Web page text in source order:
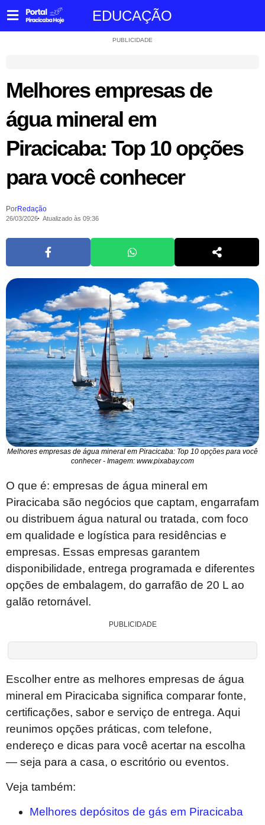
EDUCAÇÃO
PUBLICIDADE
Melhores empresas de
água mineral em
Piracicaba: Top 10 opções
para você conhecer
PorRedação
26/03/2026 Atualizado às 09:36
Melhores empresas de água mineral em Piracicaba: Top 10 opções para você
conhecer - Imagem: www.pixabay.com
O que é: empresas de água mineral em
Piracicaba são negócios que captam, engarrafam
ou distribuem água natural ou tratada, com foco
em qualidade e logística para residências e
empresas. Essas empresas garantem
disponibilidade, entrega programada e diferentes
opções de embalagem, do garrafão de 20 L ao
galão retornável.
PUBLICIDADE
Escolher entre as melhores empresas de água
mineral em Piracicaba significa comparar fonte,
certificações, sabor e serviço de entrega. Aqui
reunimos opções práticas, com telefone,
endereço e dicas para você acertar na escolha
— seja para a casa, o escritório ou eventos.
Veja também:
Melhores depósitos de gás em Piracicaba